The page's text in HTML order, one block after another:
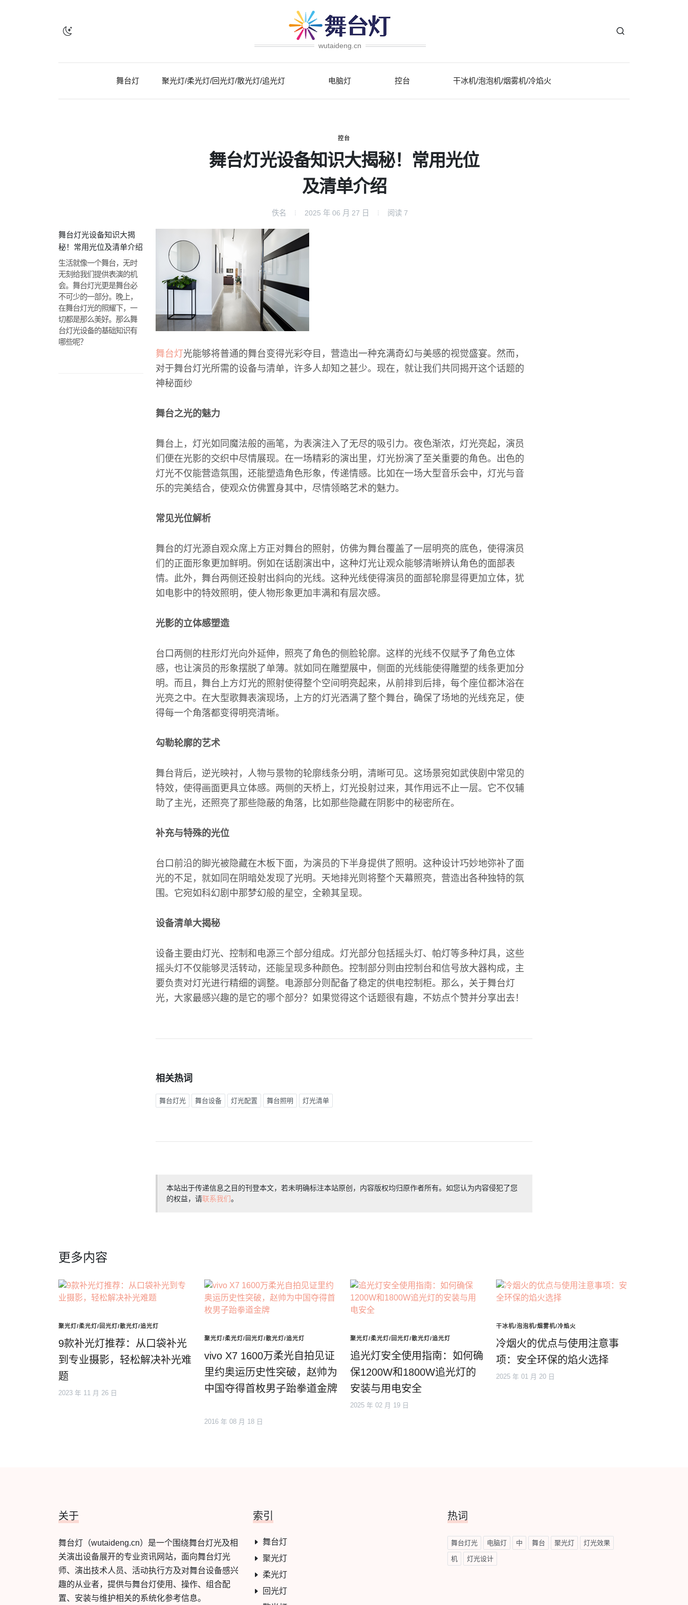
wutaideng.cn
舞台灯 聚光灯/柔光灯/回光灯/散光灯/追光灯 电脑灯 控台 干冰机/泡泡机/烟雾机/冷焰火
控台
舞台灯光设备知识大揭秘！常用光位
及清单介绍
佚名 2025 年 06 月 27 日 阅读 7
舞台灯光设备知识大揭
秘！常用光位及清单介绍
生活就像一个舞台，无时
无刻给我们提供表演的机
会。舞台灯光更是舞台必
不可少的一部分。晚上，
在舞台灯光的照耀下，一
切都是那么美好。那么舞
台灯光设备的基础知识有
哪些呢？
舞台灯光能够将普通的舞台变得光彩夺目，营造出一种充满奇幻与美感的视觉盛宴。然而，
对于舞台灯光所需的设备与清单，许多人却知之甚少。现在，就让我们共同揭开这个话题的
神秘面纱
舞台之光的魅力
舞台上，灯光如同魔法般的画笔，为表演注入了无尽的吸引力。夜色渐浓，灯光亮起，演员
们便在光影的交织中尽情展现。在一场精彩的演出里，灯光扮演了至关重要的角色。出色的
灯光不仅能营造氛围，还能塑造角色形象，传递情感。比如在一场大型音乐会中，灯光与音
乐的完美结合，使观众仿佛置身其中，尽情领略艺术的魅力。
常见光位解析
舞台的灯光源自观众席上方正对舞台的照射，仿佛为舞台覆盖了一层明亮的底色，使得演员
们的正面形象更加鲜明。例如在话剧演出中，这种灯光让观众能够清晰辨认角色的面部表
情。此外，舞台两侧还投射出斜向的光线。这种光线使得演员的面部轮廓显得更加立体，犹
如电影中的特效照明，使人物形象更加丰满和有层次感。
光影的立体感塑造
台口两侧的柱形灯光向外延伸，照亮了角色的侧脸轮廓。这样的光线不仅赋予了角色立体
感，也让演员的形象摆脱了单薄。就如同在雕塑展中，侧面的光线能使得雕塑的线条更加分
明。而且，舞台上方灯光的照射使得整个空间明亮起来，从前排到后排，每个座位都沐浴在
光亮之中。在大型歌舞表演现场，上方的灯光洒满了整个舞台，确保了场地的光线充足，使
得每一个角落都变得明亮清晰。
勾勒轮廓的艺术
舞台背后，逆光映衬，人物与景物的轮廓线条分明，清晰可见。这场景宛如武侠剧中常见的
特效，使得画面更具立体感。两侧的天桥上，灯光投射过来，其作用远不止一层。它不仅辅
助了主光，还照亮了那些隐蔽的角落，比如那些隐藏在阴影中的秘密所在。
补充与特殊的光位
台口前沿的脚光被隐藏在木板下面，为演员的下半身提供了照明。这种设计巧妙地弥补了面
光的不足，就如同在阴暗处发现了光明。天地排光则将整个天幕照亮，营造出各种独特的氛
围。它宛如科幻剧中那梦幻般的星空，全赖其呈现。
设备清单大揭秘
设备主要由灯光、控制和电源三个部分组成。灯光部分包括摇头灯、帕灯等多种灯具，这些
摇头灯不仅能够灵活转动，还能呈现多种颜色。控制部分则由控制台和信号放大器构成，主
要负责对灯光进行精细的调整。电源部分则配备了稳定的供电控制柜。那么，关于舞台灯
光，大家最感兴趣的是它的哪个部分？如果觉得这个话题很有趣，不妨点个赞并分享出去！
相关热词
舞台灯光 舞台设备 灯光配置 舞台照明 灯光清单
本站出于传递信息之目的刊登本文，若未明确标注本站原创，内容版权均归原作者所有。如您认为内容侵犯了您
的权益，请联系我们。
更多内容
聚光灯/柔光灯/回光灯/散光灯/追光灯
9款补光灯推荐：从口袋补光
到专业摄影，轻松解决补光难
题
2023 年 11 月 26 日
聚光灯/柔光灯/回光灯/散光灯/追光灯
vivo X7 1600万柔光自拍见证
里约奥运历史性突破，赵帅为
中国夺得首枚男子跆拳道金牌
2016 年 08 月 18 日
聚光灯/柔光灯/回光灯/散光灯/追光灯
追光灯安全使用指南：如何确
保1200W和1800W追光灯的
安装与用电安全
2025 年 02 月 19 日
干冰机/泡泡机/烟雾机/冷焰火
冷烟火的优点与使用注意事
项：安全环保的焰火选择
2025 年 01 月 20 日
关于
舞台灯（wutaideng.cn）是一个围绕舞台灯光及相
关演出设备展开的专业资讯网站，面向舞台灯光
师、演出技术人员、活动执行方及对舞台设备感兴
趣的从业者，提供与舞台灯使用、操作、组合配
置、安装与维护相关的系统化参考信息。
索引
舞台灯
聚光灯
柔光灯
回光灯
热词
舞台灯光 电脑灯 中 舞台 聚光灯 灯光效果
机 灯光设计